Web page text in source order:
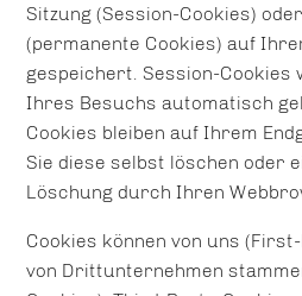
Sitzung (Session-Cookies)
(permanente Cookies) auf
gespeichert. Session-Cookies
Ihres Besuchs automatisch
Cookies bleiben auf Ihrem
Sie diese selbst löschen oder
Löschung durch Ihren
Cookies können von uns
von Drittunternehmen